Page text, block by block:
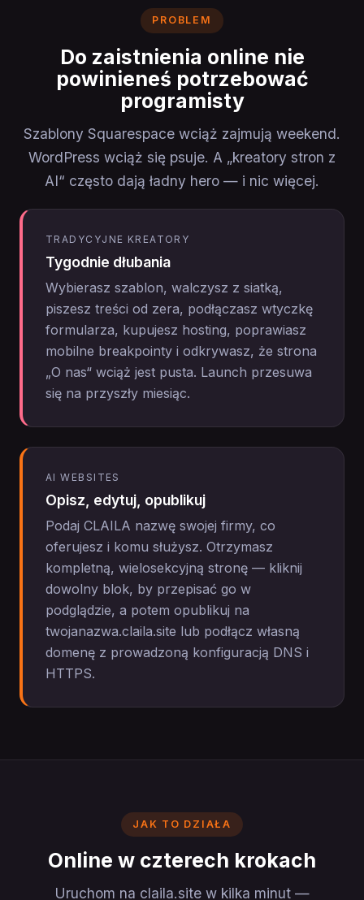
PROBLEM
Do zaistnienia online nie
powinieneś potrzebować
programisty
Szablony Squarespace wciąż zajmują weekend.
WordPress wciąż się psuje. A „kreatory stron z
AI“ często dają ładny hero — i nic więcej.
TRADYCYJNE KREATORY
Tygodnie dłubania
Wybierasz szablon, walczysz z siatką,
piszesz treści od zera, podłączasz wtyczkę
formularza, kupujesz hosting, poprawiasz
mobilne breakpointy i odkrywasz, że strona
„O nas“ wciąż jest pusta. Launch przesuwa
się na przyszły miesiąc.
AI WEBSITES
Opisz, edytuj, opublikuj
Podaj CLAILA nazwę swojej firmy, co
oferujesz i komu służysz. Otrzymasz
kompletną, wielosekcyjną stronę — kliknij
dowolny blok, by przepisać go w
podglądzie, a potem opublikuj na
twojanazwa.claila.site lub podłącz własną
domenę z prowadzoną konfiguracją DNS i
HTTPS.
JAK TO DZIAŁA
Online w czterech krokach
Uruchom na claila.site w kilka minut —